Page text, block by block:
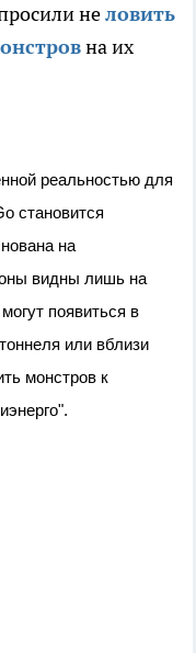
неловить
на их
реальностью для
становится
на
видны лишь на
появиться в
или вблизи
монстров к